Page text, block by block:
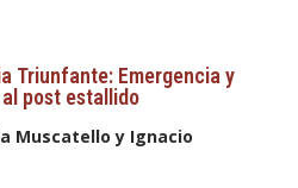
Triunfante: Emergencia y
post estallido
Muscatello y Ignacio